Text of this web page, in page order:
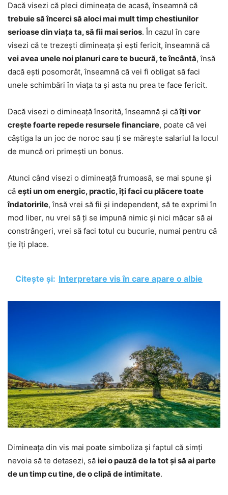
Dacă visezi că pleci dimineața de acasă, înseamnă că
trebuie să încerci să aloci mai mult timp chestiunilor
serioase din viața ta, să fii mai serios. În cazul în care
visezi că te trezești dimineața și ești fericit, înseamnă că
vei avea unele noi planuri care te bucură, te încântă, însă
dacă ești posomorât, înseamnă că vei fi obligat să faci
unele schimbări în viața ta și asta nu prea te face fericit.
Dacă visezi o dimineață însorită, înseamnă și căîți vor
crește foarte repede resursele financiare, poate că vei
câștiga la un joc de noroc sau ți se mărește salariul la locul
de muncă ori primești un bonus.
Atunci când visezi o dimineață frumoasă, se mai spune și
că ești un om energic, practic, îți faci cu plăcere toate
îndatoririle, însă vrei să fii și independent, să te exprimi în
mod liber, nu vrei să ți se impună nimic și nici măcar să ai
constrângeri, vrei să faci totul cu bucurie, numai pentru că
ție îți place.
Citește și: Interpretare vis în care apare o albie
Dimineața din vis mai poate simboliza și faptul că simți
nevoia să te detasezi, să iei o pauză de la tot și să ai parte
de un timp cu tine, de o clipă de intimitate.